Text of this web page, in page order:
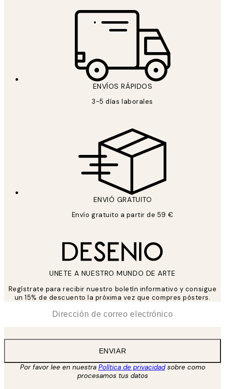
ENVÍOS RÁPIDOS
3-5 días laborales
ENVIÓ GRATUITO
Envío gratuito a partir de 59 €
UNETE A NUESTRO MUNDO DE ARTE
Regístrate para recibir nuestro boletín informativo y consigue
un 15% de descuento la próxima vez que compres pósters.
ENVIAR
Por favor lee en nuestra Política de privacidadsobre como
procesamos tus datos